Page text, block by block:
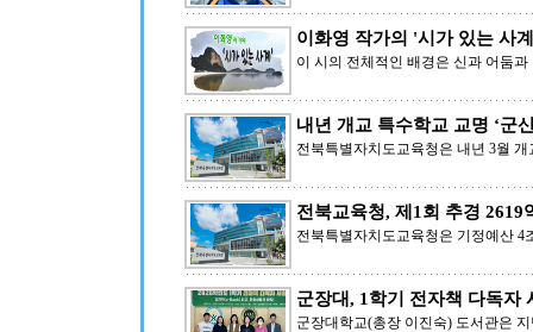
이화영 작가의 '시가 있는 사
이 시의 전체적인 배경은 신과 어둠
내년 개교 특수학교 교명 ‘군
전북특별자치도교육청은 내년 3월
전북교육청, 제1회 추경 2619
전북특별자치도교육청은 기정예산 4
군장대, 1학기 전자책 다독자
군장대학교(총장 이진숙) 도서관은